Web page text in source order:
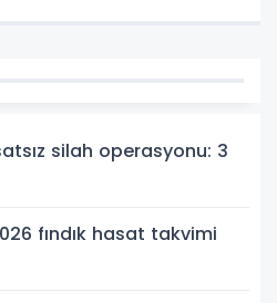
silah operasyonu: 3
fındık hasat takvimi